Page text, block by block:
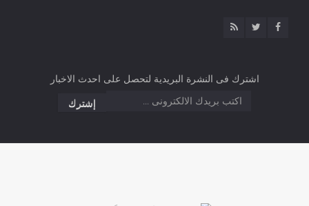
اشترك فى النشرة البريدية لتحصل على احدث الاخبار